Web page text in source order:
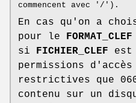
commencent avec '/').
En cas qu'on a
pour le FORMAT_CLEF
si FICHIER_CLEF est
permissions d'accès
restrictives que
contenu sur un